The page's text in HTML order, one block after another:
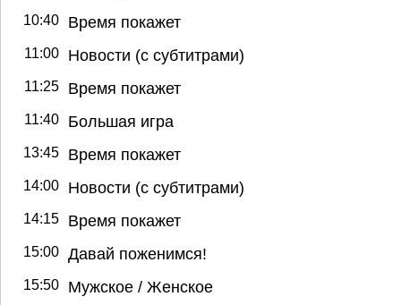
10:40 Время покажет
11:00 Новости (с субтитрами)
11:25 Время покажет
11:40 Большая игра
13:45 Время покажет
14:00 Новости (с субтитрами)
14:15 Время покажет
15:00 Давай поженимся!
15:50 Мужское / Женское